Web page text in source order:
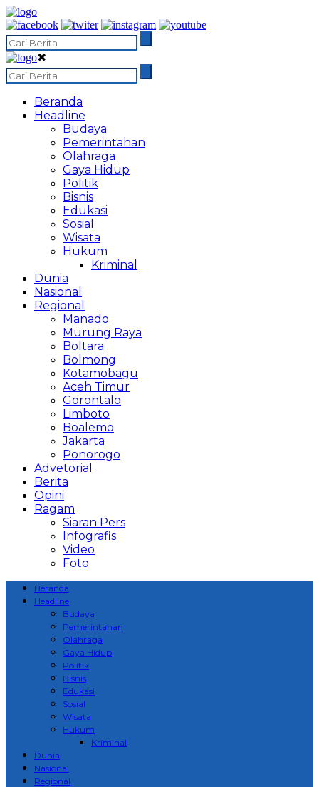
✖
Beranda
Headline
Budaya
Pemerintahan
Olahraga
Gaya Hidup
Politik
Bisnis
Edukasi
Sosial
Wisata
Hukum
Kriminal
Dunia
Nasional
Regional
Manado
Murung Raya
Boltara
Bolmong
Kotamobagu
Aceh Timur
Gorontalo
Limboto
Boalemo
Jakarta
Ponorogo
Advetorial
Berita
Opini
Ragam
Siaran Pers
Infografis
Video
Foto
Beranda
Headline
Budaya
Pemerintahan
Olahraga
Gaya Hidup
Politik
Bisnis
Edukasi
Sosial
Wisata
Hukum
Kriminal
Dunia
Nasional
Regional